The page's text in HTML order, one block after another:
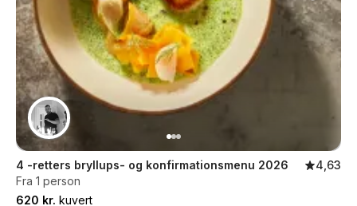
4 -retters bryllups- og konfirmationsmenu 2026
4,63
Fra 1 person
620 kr. kuvert